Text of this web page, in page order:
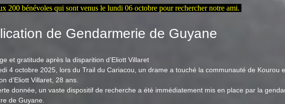
200 bénévoles qui sont venus le lundi 06 octobre pour rechercher notre ami.
de Gendarmerie de Guyane
et gratitude après la disparition d’Eliott Villaret
4 octobre 2025, lors du Trail du Cariacou, un drame a touché la communauté de Kourou
d’Eliott Villaret, 28 ans.
donnée, un vaste dispositif de recherche a été immédiatement mis en place par la
de Guyane.